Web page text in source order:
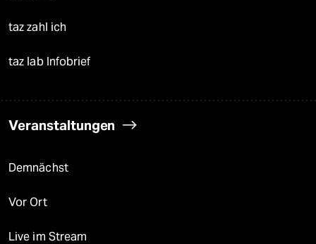
taz zahl ich
taz lab Infobrief
Veranstaltungen
Demnächst
Vor Ort
Live im Stream